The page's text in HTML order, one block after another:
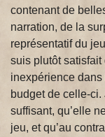
contenant de
narration, de la
représentatif du
suis plutôt satisfait
inexpérience
budget de celle-ci.
suffisant, qu’elle
jeu, et qu’au